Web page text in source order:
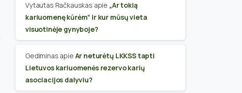
Vytautas Račkauskas apie „Ar tokią
kariuomenę kūrėm“ ir kur mūsų vieta
visuotinėje gynyboje?
Gediminas apie Ar neturėtų LKKSS tapti
Lietuvos kariuomenės rezervo karių
asociacijos dalyviu?